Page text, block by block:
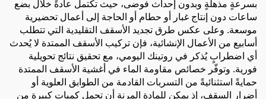
بسرعةٍ مذهلةٍ وبدون إحداث فوضى، حيث تكتمل عادةً خلال بضع
ساعات دون إنتاج غبار أو حطام أو الحاجة إلى أعمال تحضيرية
موسعة. وعلى عكس طرق تجديد الأسقف التقليدية التي تتطلب
أسابيع من الأعمال الإنشائية، فإن تركيب الأسقف الممتدة لا يُحدث
أي اضطرابٍ يُذكر في روتينك اليومي، مع تحقيق نتائج تحويلية
فورية. وتوفّر خصائص مقاومة الماء في أغشية الأسقف الممتدة
حمايةً استثنائيةً من التسربات القادمة من الطوابق العلوية أو
أضرار السقف، إذ يمكن للمادة المرنة أن تحمل كميات كبيرة من